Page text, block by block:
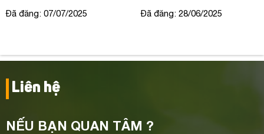
trình Quý 3 tại bệnh viện
ĐKKV Thủ Đức
Đã đăng: 07/07/2025
tại bệnh viện Lê Văn
Đã đăng: 28/06/2025
Liên hệ
NẾU BẠN QUAN TÂM ?